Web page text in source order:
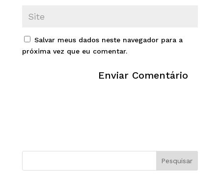
Salvar meus dados neste navegador para a
próxima vez que eu comentar.
Pesquisar